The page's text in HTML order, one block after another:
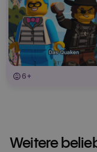
6+
Weitere